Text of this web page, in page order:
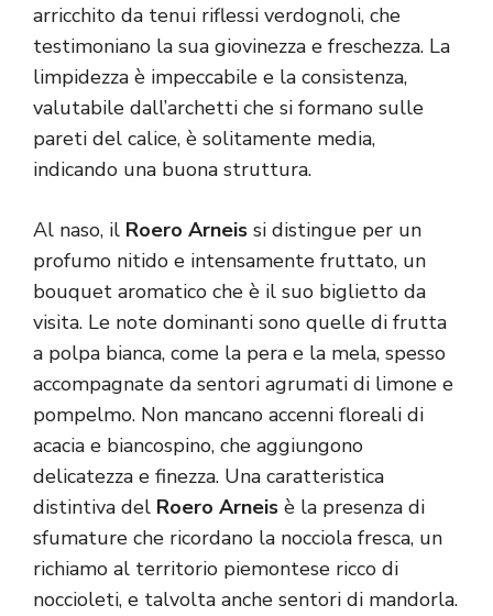
arricchito da tenui riflessi verdognoli, che
testimoniano la sua giovinezza e freschezza. La
limpidezza è impeccabile e la consistenza,
valutabile dall’archetti che si formano sulle
pareti del calice, è solitamente media,
indicando una buona struttura.
Al naso, il Roero Arneis si distingue per un
profumo nitido e intensamente fruttato, un
bouquet aromatico che è il suo biglietto da
visita. Le note dominanti sono quelle di frutta
a polpa bianca, come la pera e la mela, spesso
accompagnate da sentori agrumati di limone e
pompelmo. Non mancano accenni floreali di
acacia e biancospino, che aggiungono
delicatezza e finezza. Una caratteristica
distintiva del Roero Arneis è la presenza di
sfumature che ricordano la nocciola fresca, un
richiamo al territorio piemontese ricco di
noccioleti, e talvolta anche sentori di mandorla.